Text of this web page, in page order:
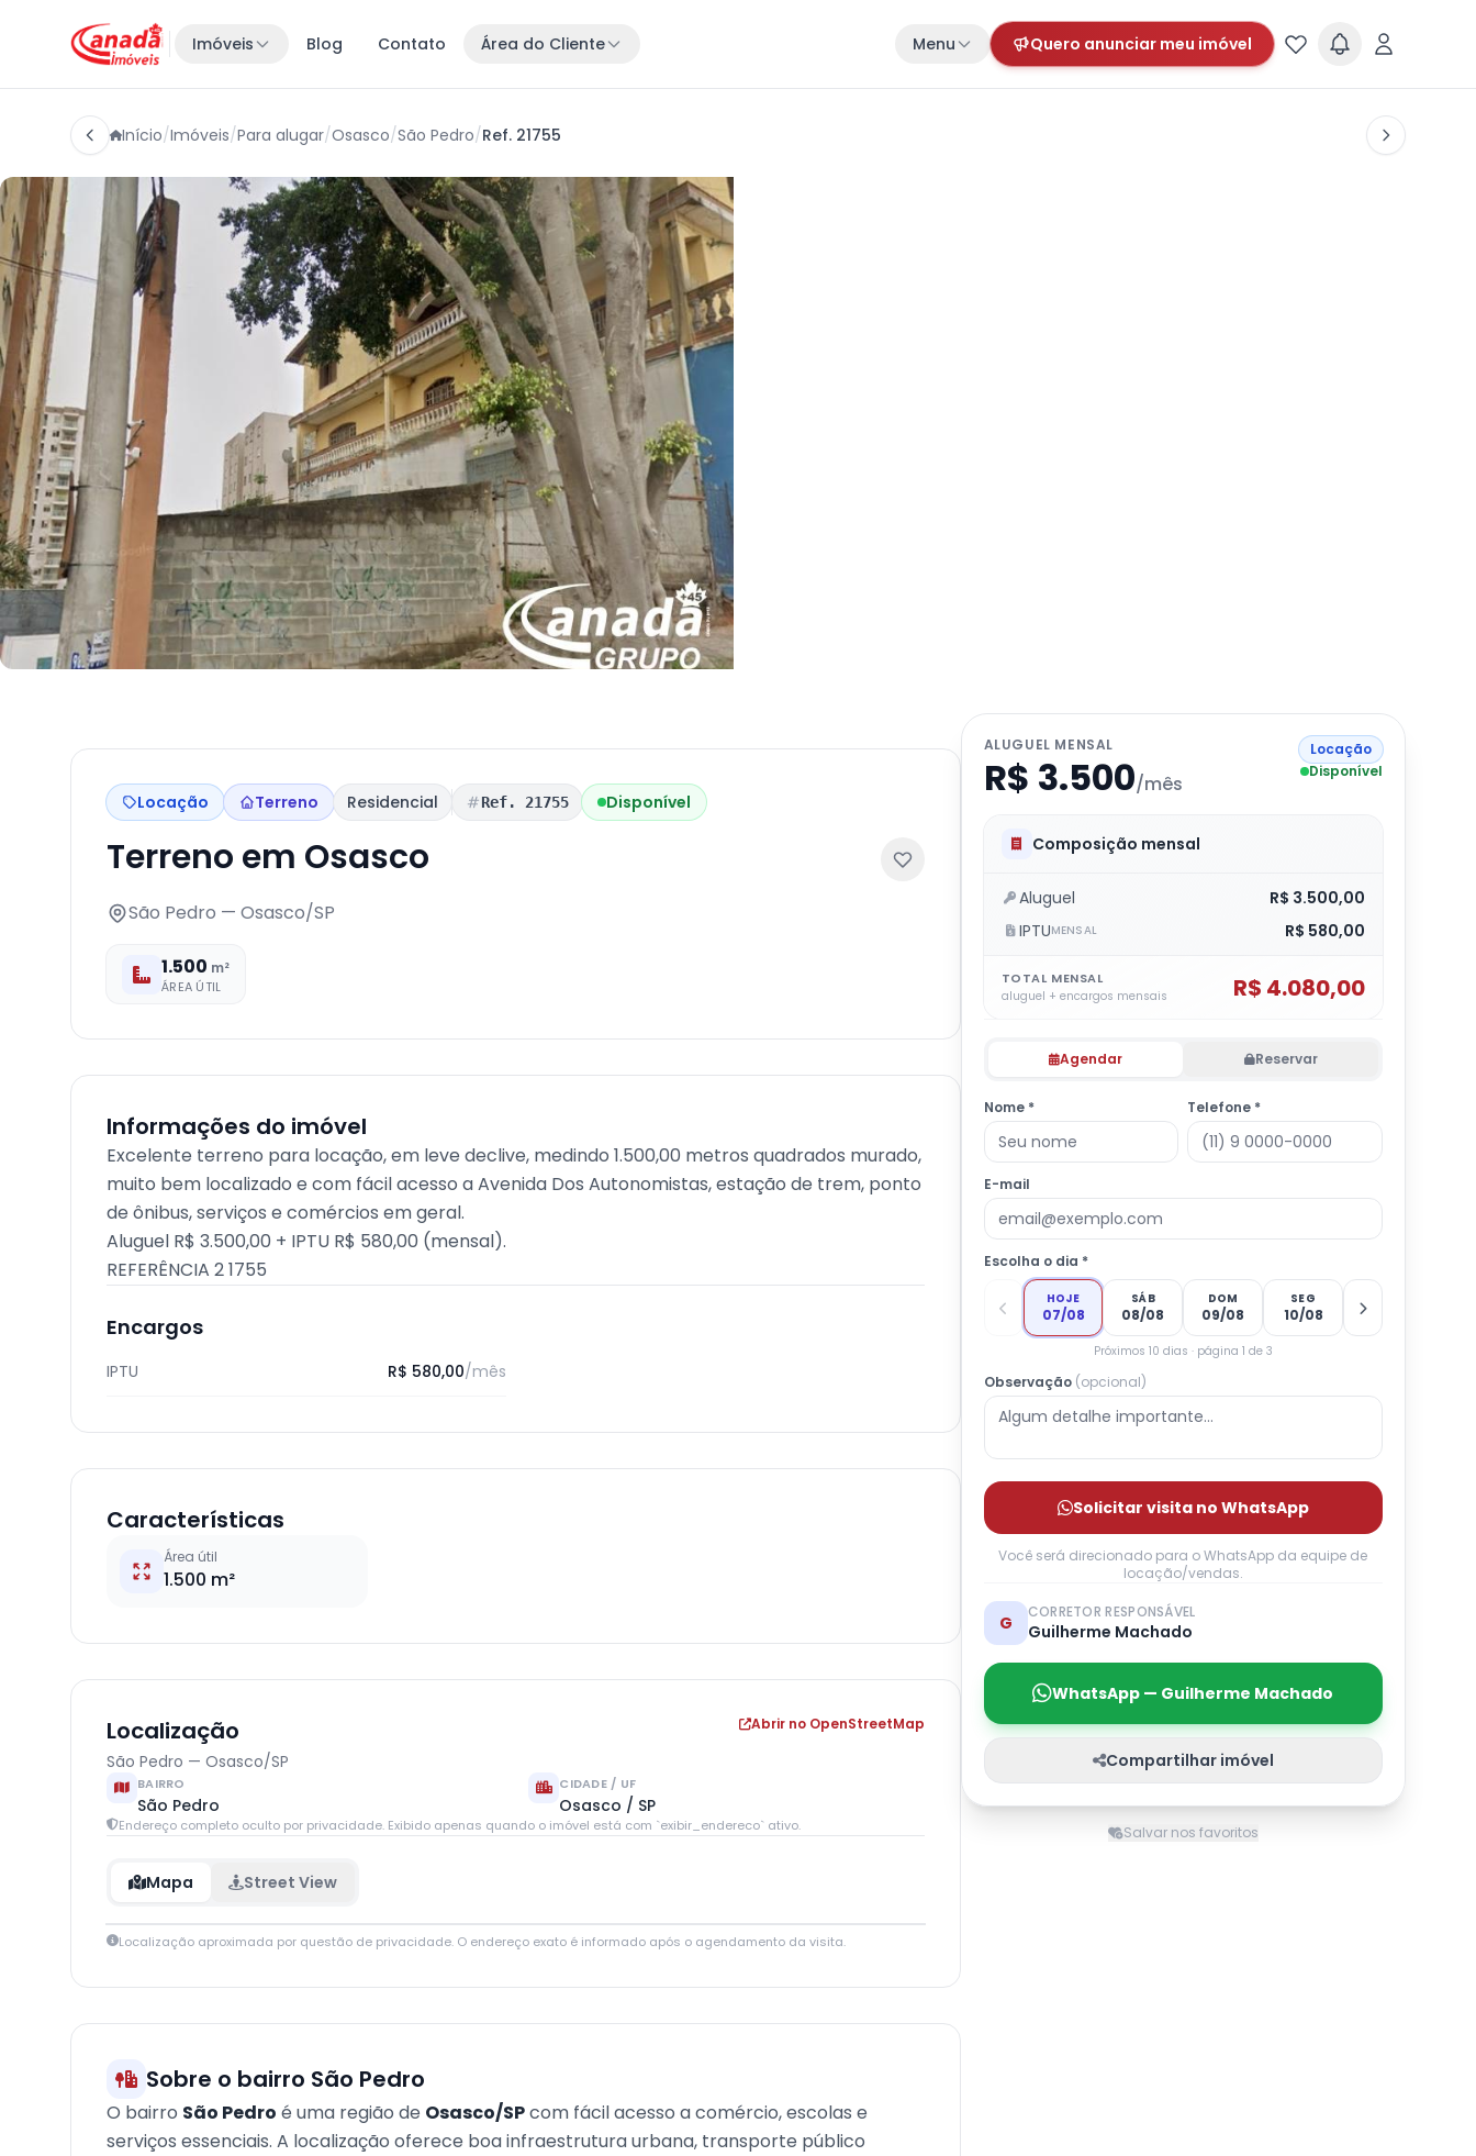
Imóveis Blog Contato Área do Cliente Menu Quero anunciar meu imóvel
Início/Imóveis/Para alugar/Osasco/São Pedro/Ref. 21755
Locação Terreno Residencial Ref. 21755 Disponível
Terreno em Osasco
São Pedro — Osasco/SP
1.500 m²
ÁREA ÚTIL
Informações do imóvel
Excelente terreno para locação, em leve declive, medindo 1.500,00 metros quadrados murado,
muito bem localizado e com fácil acesso a Avenida Dos Autonomistas, estação de trem, ponto
de ônibus, serviços e comércios em geral.
Aluguel R$ 3.500,00 + IPTU R$ 580,00 (mensal).
REFERÊNCIA 2 1755
Encargos
IPTU R$ 580,00/mês
Características
Área útil
1.500 m²
Localização
São Pedro — Osasco/SP
Abrir no OpenStreetMap
BAIRRO
São Pedro
CIDADE / UF
Osasco / SP
Endereço completo oculto por privacidade. Exibido apenas quando o imóvel está com `exibir_endereco` ativo.
Mapa Street View
+
−
Localização aproximada por questão de privacidade. O endereço exato é informado após o agendamento da visita.
Sobre o bairro São Pedro
O bairro São Pedro é uma região de Osasco/SPcom fácil acesso a comércio, escolas e
serviços essenciais. A localização oferece boa infraestrutura urbana, transporte público
ALUGUEL MENSAL
R$ 3.500/mês
Locação
Disponível
Composição mensal
Aluguel
R$ 3.500,00
IPTUMENSAL R$ 580,00
TOTAL MENSAL
aluguel + encargos mensais R$ 4.080,00
Agendar Reservar
Nome * Telefone *
E-mail
Escolha o dia *
HOJE
07/08
SÁB
08/08
DOM
09/08
SEG
10/08
Próximos 10 dias · página 1 de 3
Observação (opcional)
Solicitar visita no WhatsApp
Você será direcionado para o WhatsApp da equipe de
locação/vendas.
G
CORRETOR RESPONSÁVEL
Guilherme Machado
WhatsApp — Guilherme Machado
Compartilhar imóvel
Salvar nos favoritos